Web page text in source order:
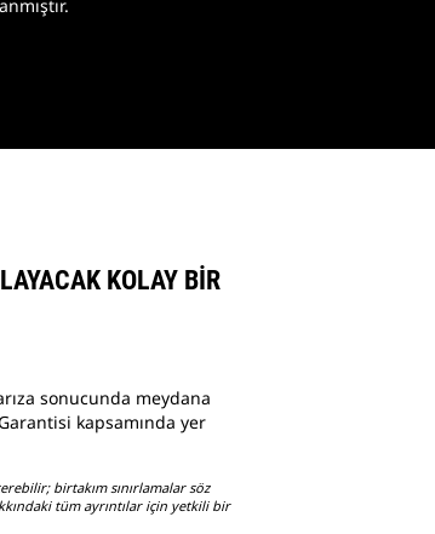
KOLAY BİR
sonucunda meydana
kapsamında yer
birtakım sınırlamalar söz
tüm ayrıntılar için yetkili bir